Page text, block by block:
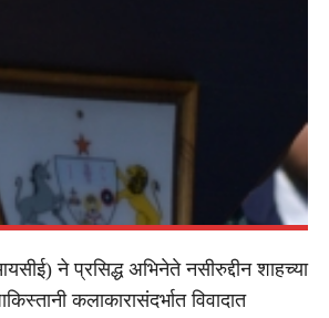
ने प्रसिद्ध अभिनेते नसीरुद्दीन शाहच्या
कलाकारासंदर्भात विवादात